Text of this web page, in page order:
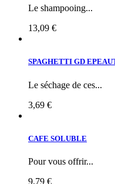
Le shampooing...
13,09 €
SPAGHETTI GD
Le séchage de ces...
3,69 €
CAFE SOLUBLE
Pour vous offrir...
9,79 €